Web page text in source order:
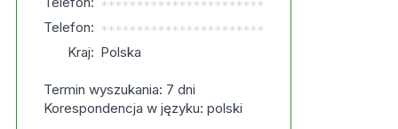
***********************
Telefon: ***********************
Kraj: Polska
Termin wyszukania: 7 dni
Korespondencja w języku: polski